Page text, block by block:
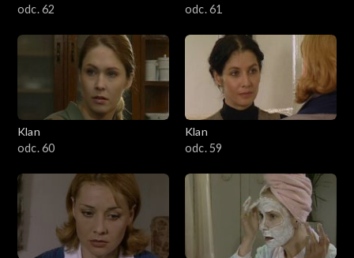
odc. 62
odc. 61
Klan
odc. 60
Klan
odc. 59